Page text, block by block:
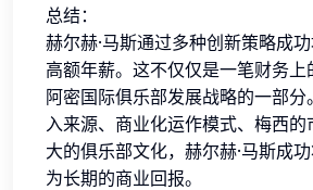
总结：
赫尔赫·马斯通过多种创新策略成
高额年薪。这不仅仅是一笔财务
阿密国际俱乐部发展战略的一部
入来源、商业化运作模式、梅西
大的俱乐部文化，赫尔赫·马斯成
为长期的商业回报。